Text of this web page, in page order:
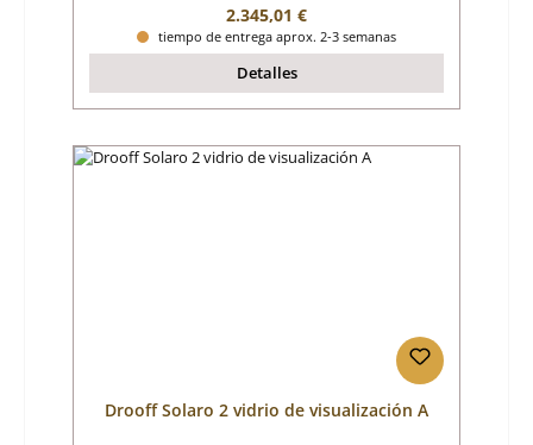
Precio normal:
2.345,01 €
tiempo de entrega aprox. 2-3 semanas
Detalles
Drooff Solaro 2 vidrio de visualización A